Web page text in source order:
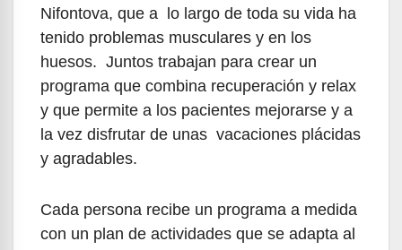
Nifontova, que a lo largo de toda su vida ha
tenido problemas musculares y en los
huesos. Juntos trabajan para crear un
programa que combina recuperación y relax
y que permite a los pacientes mejorarse y a
la vez disfrutar de unas vacaciones plácidas
y agradables.
Cada persona recibe un programa a medida
con un plan de actividades que se adapta al